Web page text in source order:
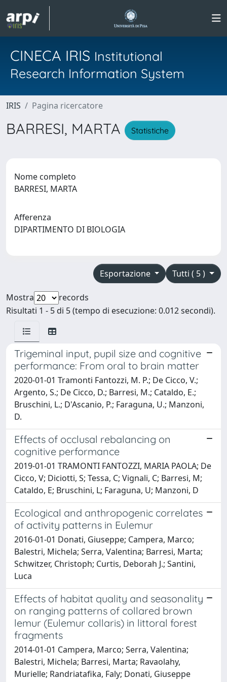
CINECA IRIS Institutional
Research Information System
IRIS Pagina ricercatore
BARRESI, MARTA Statistiche
Nome completo
BARRESI, MARTA
Afferenza
DIPARTIMENTO DI BIOLOGIA
Tutti ( 5 )
Esportazione
Mostra
records
Risultati 1 - 5 di 5 (tempo di esecuzione: 0.012 secondi).
Trigeminal input, pupil size and cognitive
performance: From oral to brain matter
2020-01-01 Tramonti Fantozzi, M. P.; De Cicco, V.;
Argento, S.; De Cicco, D.; Barresi, M.; Cataldo, E.;
Bruschini, L.; D'Ascanio, P.; Faraguna, U.; Manzoni,
D.
Effects of occlusal rebalancing on
cognitive performance
2019-01-01 TRAMONTI FANTOZZI, MARIA PAOLA; De
Cicco, V; Diciotti, S; Tessa, C; Vignali, C; Barresi, M;
Cataldo, E; Bruschini, L; Faraguna, U; Manzoni, D
Ecological and anthropogenic correlates
of activity patterns in Eulemur
2016-01-01 Donati, Giuseppe; Campera, Marco;
Balestri, Michela; Serra, Valentina; Barresi, Marta;
Schwitzer, Christoph; Curtis, Deborah J.; Santini,
Luca
Effects of habitat quality and seasonality
on ranging patterns of collared brown
lemur (Eulemur collaris) in littoral forest
fragments
2014-01-01 Campera, Marco; Serra, Valentina;
Balestri, Michela; Barresi, Marta; Ravaolahy,
Murielle; Randriatafika, Faly; Donati, Giuseppe